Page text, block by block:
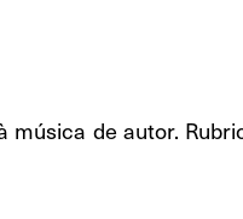
de autor.